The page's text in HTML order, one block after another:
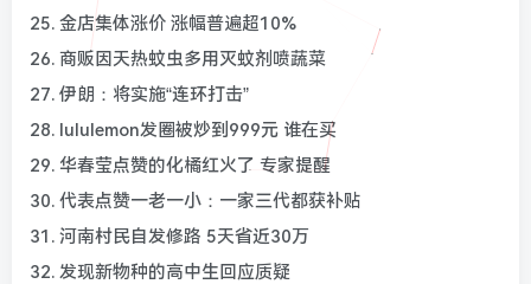
25. 金店集体涨价 涨幅普遍超10%
26. 商贩因天热蚊虫多用灭蚊剂喷蔬菜
27. 伊朗：将实施“连环打击”
28. lululemon发圈被炒到999元 谁在买
29. 华春莹点赞的化橘红火了 专家提醒
30. 代表点赞一老一小：一家三代都获补贴
31. 河南村民自发修路 5天省近30万
32. 发现新物种的高中生回应质疑